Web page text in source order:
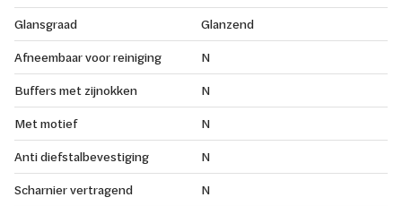
Glansgraad
Glanzend
Afneembaar voor reiniging
N
Buffers met zijnokken
N
Met motief
N
Anti diefstalbevestiging
N
Scharnier vertragend
N